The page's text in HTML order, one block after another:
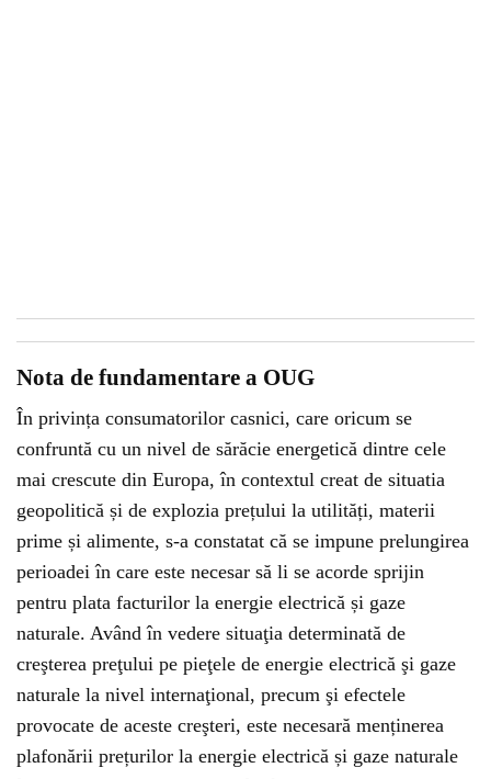
Nota de fundamentare a OUG
În privința consumatorilor casnici, care oricum se
confruntă cu un nivel de sărăcie energetică dintre cele
mai crescute din Europa, în contextul creat de situatia
geopolitică și de explozia prețului la utilități, materii
prime și alimente, s-a constatat că se impune prelungirea
perioadei în care este necesar să li se acorde sprijin
pentru plata facturilor la energie electrică și gaze
naturale. Având în vedere situaţia determinată de
creşterea preţului pe pieţele de energie electrică şi gaze
naturale la nivel internaţional, precum şi efectele
provocate de aceste creşteri, este necesară menținerea
plafonării prețurilor la energie electrică și gaze naturale